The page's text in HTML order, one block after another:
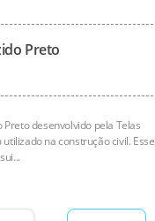
Preto
Preto desenvolvido pela Telas
na construção civil. Esse